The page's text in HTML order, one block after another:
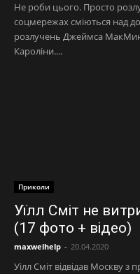
Не роби цього. Просто
соцмережах сміються над
розлучень Джеймса
Кароліни....
Приколи
Уїлл Сміт не
(17 фото + відео)
maxwelhelp - 20.04.2020
Уілл Сміт відвідав Москву